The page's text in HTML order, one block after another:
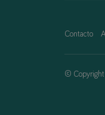
Contacto
©